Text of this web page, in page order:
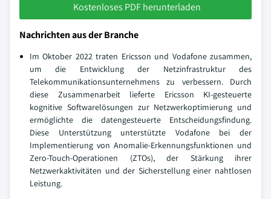
Kostenloses PDF herunterladen
Nachrichten aus der Branche
Im Oktober 2022 traten Ericsson und Vodafone zusammen,
um die Entwicklung der Netzinfrastruktur des
Telekommunikationsunternehmens zu verbessern. Durch
diese Zusammenarbeit lieferte Ericsson KI-gesteuerte
kognitive Softwarelösungen zur Netzwerkoptimierung und
ermöglichte die datengesteuerte Entscheidungsfindung.
Diese Unterstützung unterstützte Vodafone bei der
Implementierung von Anomalie-Erkennungsfunktionen und
Zero-Touch-Operationen (ZTOs), der Stärkung ihrer
Netzwerkaktivitäten und der Sicherstellung einer nahtlosen
Leistung.